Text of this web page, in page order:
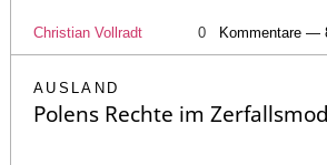
Christian Vollradt 0 Kommentare —
AUSLAND
Polens Rechte im